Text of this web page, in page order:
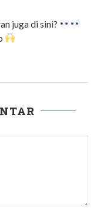
juga di sini?